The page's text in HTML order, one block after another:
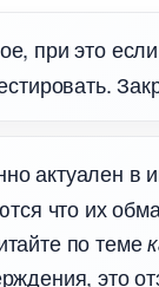
при это
актуален в
что их
по теме
это